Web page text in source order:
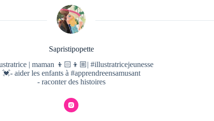
t
é
:
E
r
i
t
a
B
H
a
Sapristipopette
| maman 👦🏻👦🏼| #illustratricejeunesse
💓- aider les enfants à #apprendreensamusant
- raconter des histoires